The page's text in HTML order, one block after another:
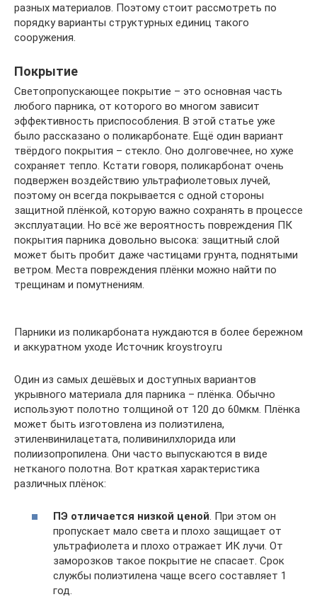
разных материалов. Поэтому стоит рассмотреть по
порядку варианты структурных единиц такого
сооружения.
Покрытие
Светопропускающее покрытие – это основная часть
любого парника, от которого во многом зависит
эффективность приспособления. В этой статье уже
было рассказано о поликарбонате. Ещё один вариант
твёрдого покрытия – стекло. Оно долговечнее, но хуже
сохраняет тепло. Кстати говоря, поликарбонат очень
подвержен воздействию ультрафиолетовых лучей,
поэтому он всегда покрывается с одной стороны
защитной плёнкой, которую важно сохранять в процессе
эксплуатации. Но всё же вероятность повреждения ПК
покрытия парника довольно высока: защитный слой
может быть пробит даже частицами грунта, поднятыми
ветром. Места повреждения плёнки можно найти по
трещинам и помутнениям.
Парники из поликарбоната нуждаются в более бережном
и аккуратном уходе Источник kroystroy.ru
Один из самых дешёвых и доступных вариантов
укрывного материала для парника – плёнка. Обычно
используют полотно толщиной от 120 до 60мкм. Плёнка
может быть изготовлена из полиэтилена,
этиленвинилацетата, поливинилхлорида или
полиизопропилена. Они часто выпускаются в виде
нетканого полотна. Вот краткая характеристика
различных плёнок:
ПЭ отличается низкой ценой. При этом он
пропускает мало света и плохо защищает от
ультрафиолета и плохо отражает ИК лучи. От
заморозков такое покрытие не спасает. Срок
службы полиэтилена чаще всего составляет 1
год.